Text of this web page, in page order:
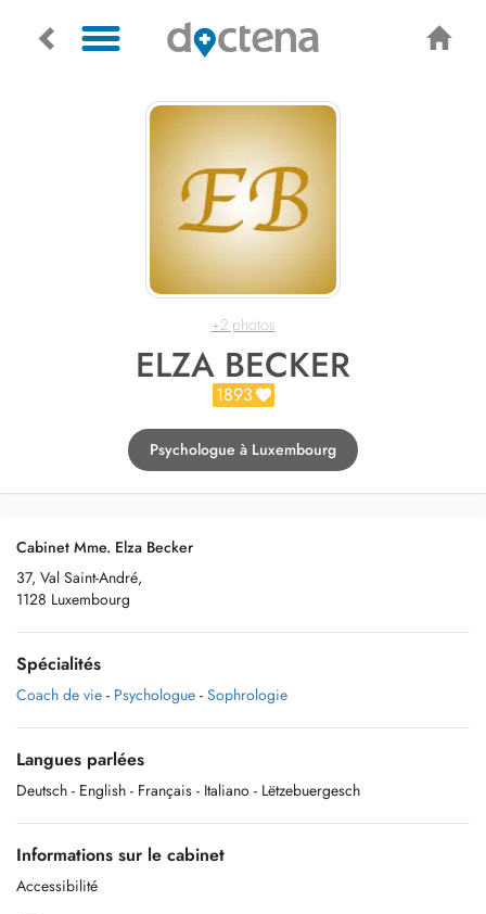
+2 photos
ELZA BECKER
1893
Psychologue à Luxembourg
Cabinet Mme. Elza Becker
37, Val Saint-André,
1128 Luxembourg
Spécialités
Coach de vie - Psychologue - Sophrologie
Langues parlées
Deutsch - English - Français - Italiano - Lëtzebuergesch
Informations sur le cabinet
Accessibilité